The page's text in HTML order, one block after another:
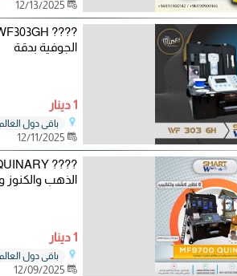
الجوفية بدقة
1 دينار
باقي دول العالم
الذهب والكنوز
1 دينار
باقي دول العالم